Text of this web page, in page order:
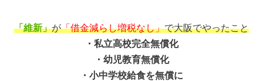
「維新」が「借金減らし増税なし」で大阪でやったこと
・私立高校完全無償化
・幼児教育無償化
・小中学校給食を無償に